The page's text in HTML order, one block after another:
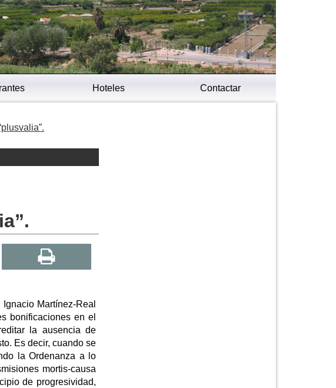
Hoteles Contactar
Martínez-Real
bonificaciones en el
la ausencia de
Es decir, cuando se
la Ordenanza a lo
mortis-causa
de progresividad,